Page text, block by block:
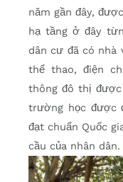
năm gần đây,
hạ tầng ở đây
dân cư đã có nhà
thể thao, điện
thông đô thị
trường học được
đạt chuẩn Quốc
cầu của nhân dân.